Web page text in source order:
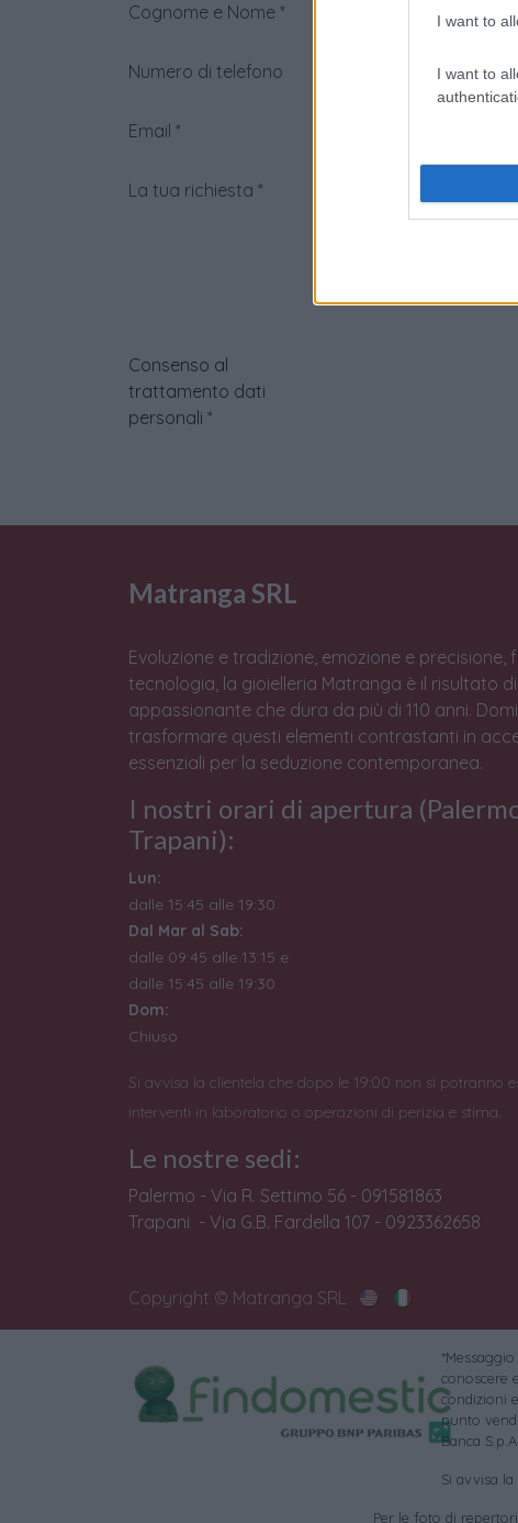
I want to
I want to
Cognome e Nome *
Numero di telefono
Email *
La tua richiesta *
Consenso al
trattamento dati
personali *
Matranga SRL
Evoluzione e tradizione, emozione e precisione,
tecnologia, la gioielleria Matranga è il risultato
appassionante che dura da più di 110 anni.
trasformare questi elementi contrastanti in
essenziali per la seduzione contemporanea.
I nostri orari di apertura
Trapani):
Lun:
dalle 15:45 alle 19:30
Dal Mar al Sab:
dalle 09:45 alle 13:15 e
dalle 15:45 alle 19:30
Dom:
Chiuso
Si avvisa la clientela che dopo le 19:00 non si potranno
interventi in laboratorio o operazioni di perizia e stima.
Le nostre sedi:
Palermo - Via R. Settimo 56 - 091581863
Trapani - Via G.B. Fardella 107 - 0923362658
Copyright © Matranga SRL
conoscere
condizioni
punto
Banca
Si avvisa
Per le foto di